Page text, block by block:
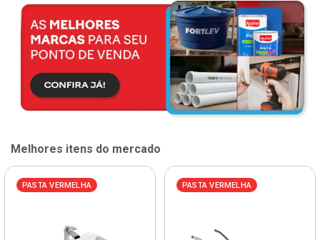
Melhores itens do mercado
PASTA VERMELHA PASTA VERMELHA